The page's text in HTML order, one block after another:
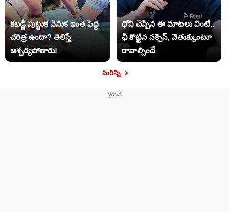
కబడ్డీ పుట్టుక వెనుక ఇంత పెద్ద
చరిత్ర ఉందా? తెలిస్తే
ఆశ్చర్యపోతారు!
ధోని చెప్పిన ఈ మాటలు వింటే..
ఛీ కొట్టిన సక్సెస్, వెతుక్కుంటూ
రావాల్సిందే
మరిన్ని